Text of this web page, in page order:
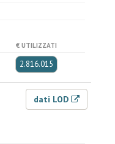
€ UTILIZZATI
2.816.015
dati LOD